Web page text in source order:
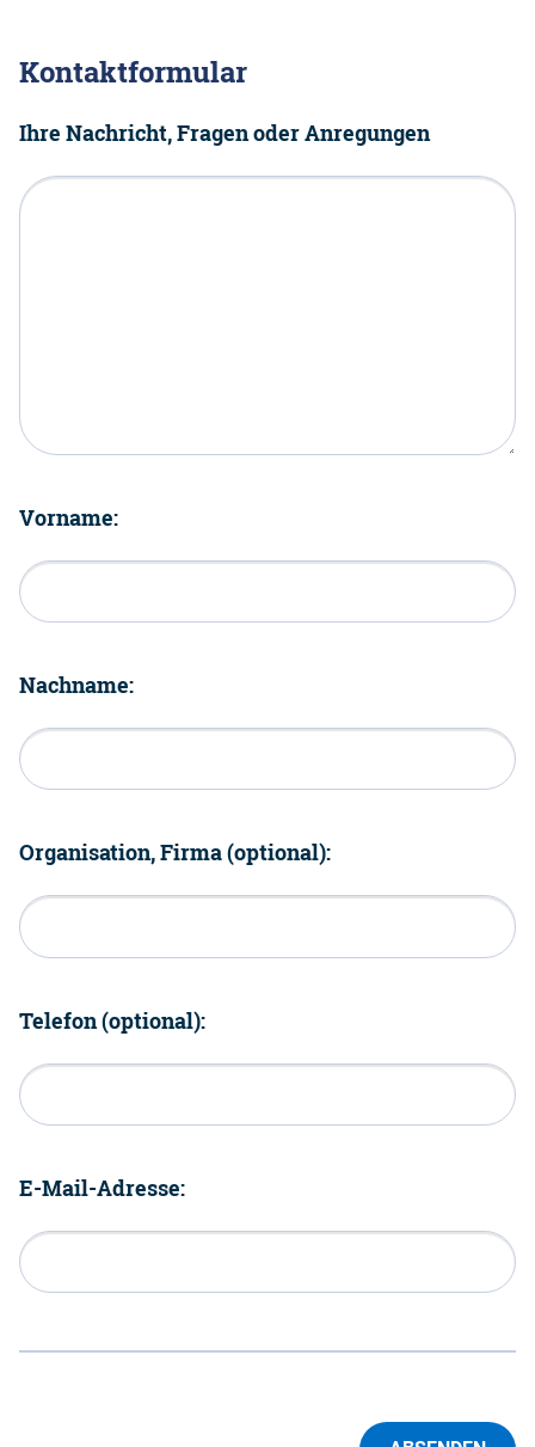
Kontaktformular
Ihre Nachricht, Fragen oder Anregungen
Vorname:
Nachname:
Organisation, Firma (optional):
Telefon (optional):
E-Mail-Adresse: